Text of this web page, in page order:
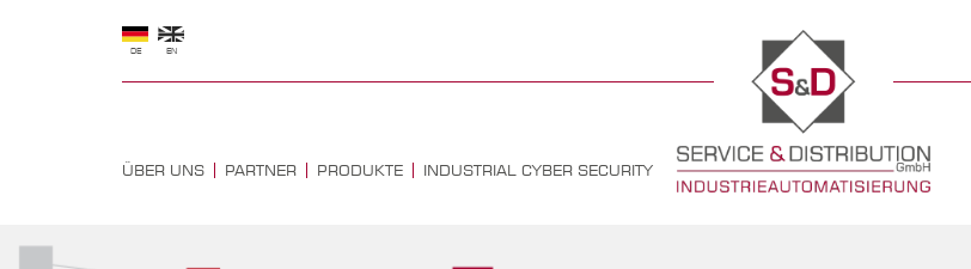
DE EN
ÜBER UNS PARTNER PRODUKTE INDUSTRIAL CYBER SECURITY